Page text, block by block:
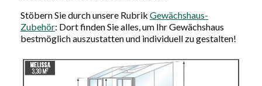
Stöbern Sie durch unsere Rubrik Gewächshaus-
Zubehör: Dort finden Sie alles, um Ihr Gewächshaus
bestmöglich auszustatten und individuell zu gestalten!